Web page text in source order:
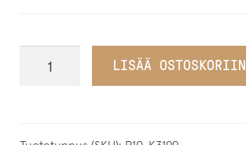
LISÄÄ OSTOSKORIIN